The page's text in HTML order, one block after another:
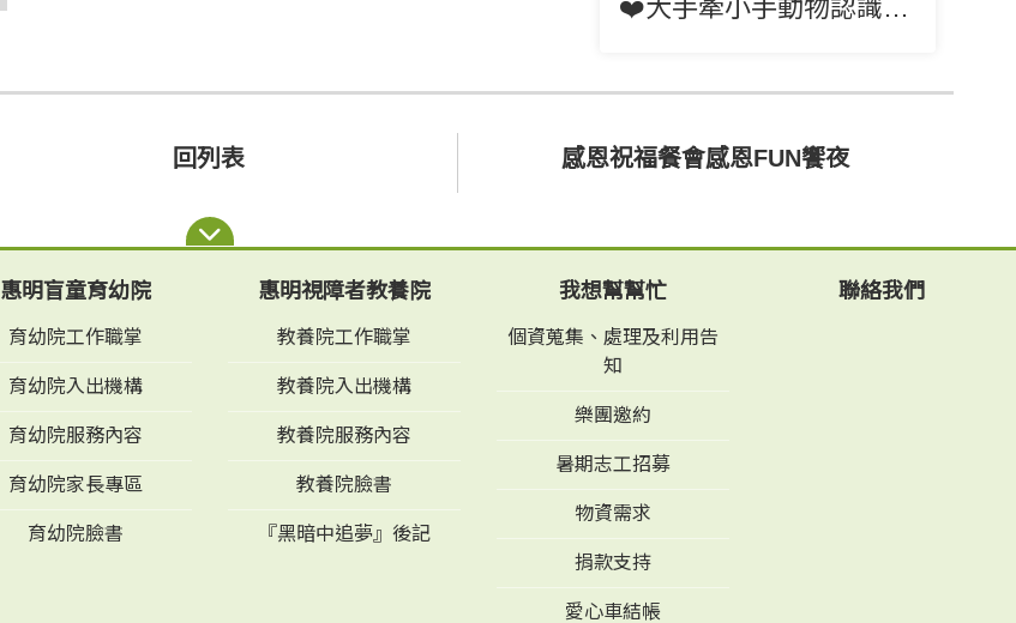
❤️大手牽小手動物認識同理心體驗營 ❤️
回列表 感恩祝福餐會感恩FUN饗夜
惠明盲童育幼院
育幼院工作職掌
育幼院入出機構
育幼院服務內容
育幼院家長專區
育幼院臉書
惠明視障者教養院
教養院工作職掌
教養院入出機構
教養院服務內容
教養院臉書
『黑暗中追夢』後記
我想幫幫忙
個資蒐集、處理及利用告
知
樂團邀約
暑期志工招募
物資需求
捐款支持
愛心車結帳
聯絡我們